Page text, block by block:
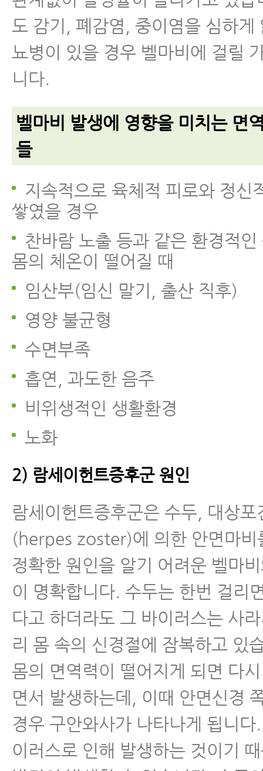
도 감기, 폐감염, 중이염을 심하게
뇨병이 있을 경우 벨마비에 걸릴
니다.
벨마비 발생에 영향을 미치는 면
들
지속적으로 육체적 피로와 정신
쌓였을 경우
찬바람 노출 등과 같은 환경적
몸의 체온이 떨어질 때
임산부(임신 말기, 출산 직후)
영양 불균형
수면부족
흡연, 과도한 음주
비위생적인 생활환경
노화
2) 람세이헌트증후군 원인
람세이헌트증후군은 수두, 대상포
(herpes zoster)에 의한 안면마비
정확한 원인을 알기 어려운 벨마
이 명확합니다. 수두는 한번 걸리
다고 하더라도 그 바이러스는 사
리 몸 속의 신경절에 잠복하고 있
몸의 면역력이 떨어지게 되면 다
면서 발생하는데, 이때 안면신경
경우 구안와사가 나타나게 됩니다
이러스로 인해 발생하는 것이기